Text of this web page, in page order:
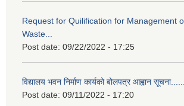
Request for Quilification for Management
Waste...
Post date: 09/22/2022 - 17:25
विद्यालय भवन निर्माण कार्यको बोलपत्र आह्वान सूचना......
Post date: 09/11/2022 - 17:20